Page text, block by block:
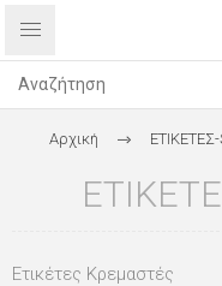
Αρχική
Ετικέτες Κρεμαστές